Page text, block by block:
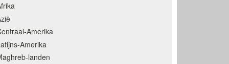
Amerika
Amerika
landen